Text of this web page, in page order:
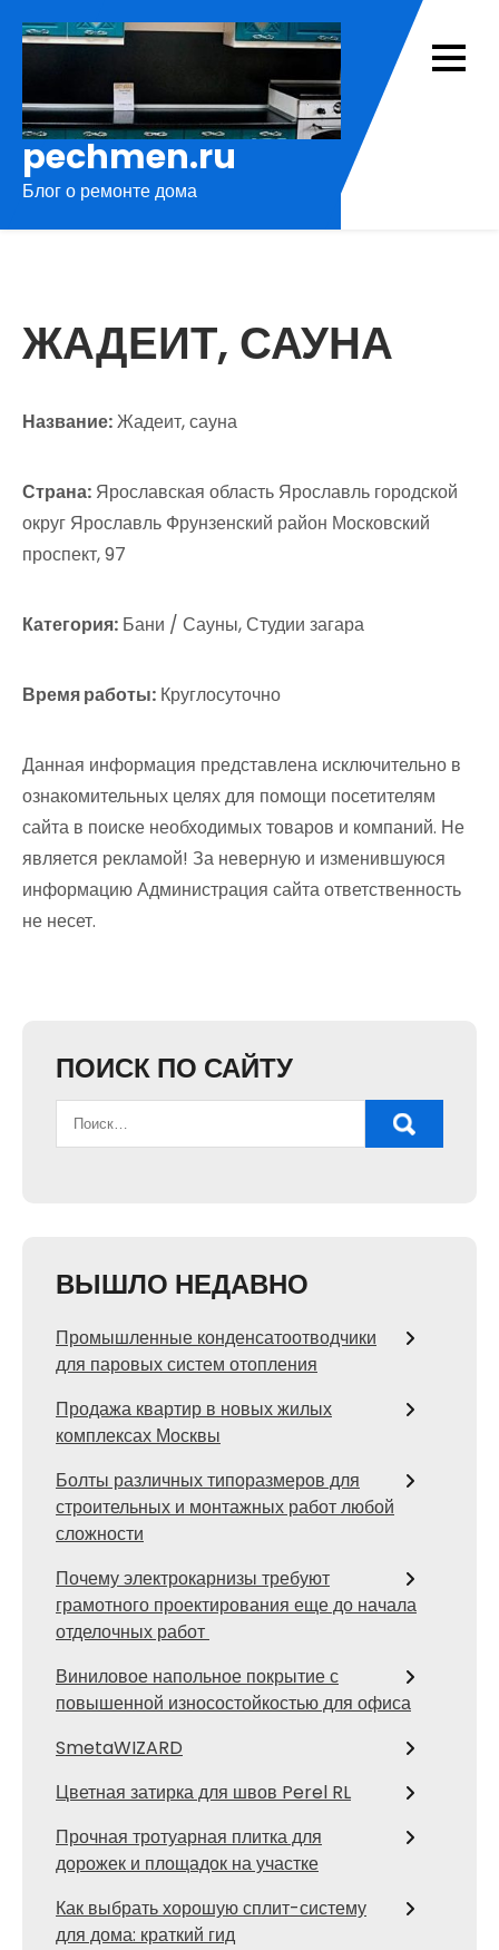
pechmen.ru
Блог о ремонте дома
ЖАДЕИТ, САУНА
Название:Жадеит, сауна
Страна: Ярославская область Ярославль городской
округ Ярославль Фрунзенский район Московский
проспект, 97
Категория: Бани / Сауны, Студии загара
Время работы: Круглосуточно
Данная информация представлена исключительно в
ознакомительных целях для помощи посетителям
сайта в поиске необходимых товаров и компаний. Не
является рекламой! За неверную и изменившуюся
информацию Администрация сайта ответственность
не несет.
ПОИСК ПО САЙТУ
ВЫШЛО НЕДАВНО
Промышленные конденсатоотводчики
для паровых систем отопления
Продажа квартир в новых жилых
комплексах Москвы
Болты различных типоразмеров для
строительных и монтажных работ любой
сложности
Почему электрокарнизы требуют
грамотного проектирования еще до начала
отделочных работ
Виниловое напольное покрытие с
повышенной износостойкостью для офиса
SmetaWIZARD
Цветная затирка для швов Perel RL
Прочная тротуарная плитка для
дорожек и площадок на участке
Как выбрать хорошую сплит-систему
для дома: краткий гид